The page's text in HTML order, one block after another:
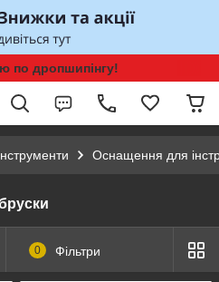
по дропшипінгу!
Оснащення для
0 Фільтри